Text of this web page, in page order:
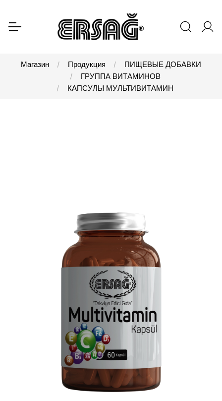
Магазин Продукция
ПИЩЕВЫЕ ДОБАВКИ
ГРУППА ВИТАМИНОВ
КАПСУЛЫ МУЛЬТИВИТАМИН